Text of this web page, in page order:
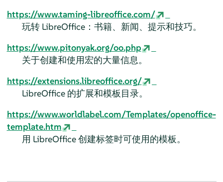
https://www.taming-libreoffice.com/
玩转 LibreOffice：书籍、新闻、提示和技巧。
https://www.pitonyak.org/oo.php
关于创建和使用宏的大量信息。
https://extensions.libreoffice.org/
LibreOffice 的扩展和模板目录。
https://www.worldlabel.com/Templates/openoffice-
template.htm
用 LibreOffice 创建标签时可使用的模板。